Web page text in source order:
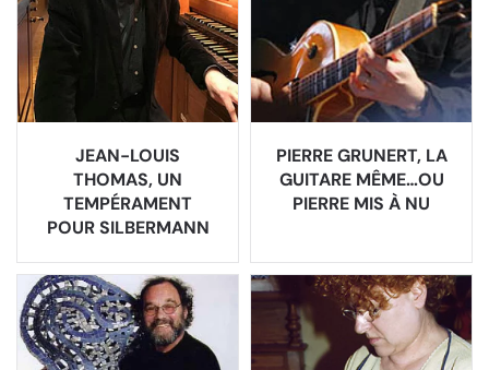
JEAN-LOUIS
THOMAS, UN
TEMPÉRAMENT
POUR SILBERMANN
PIERRE GRUNERT, LA
GUITARE MÊME…OU
PIERRE MIS À NU